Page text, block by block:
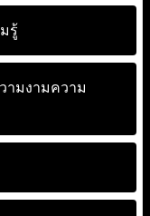
รู้
ามงามความ